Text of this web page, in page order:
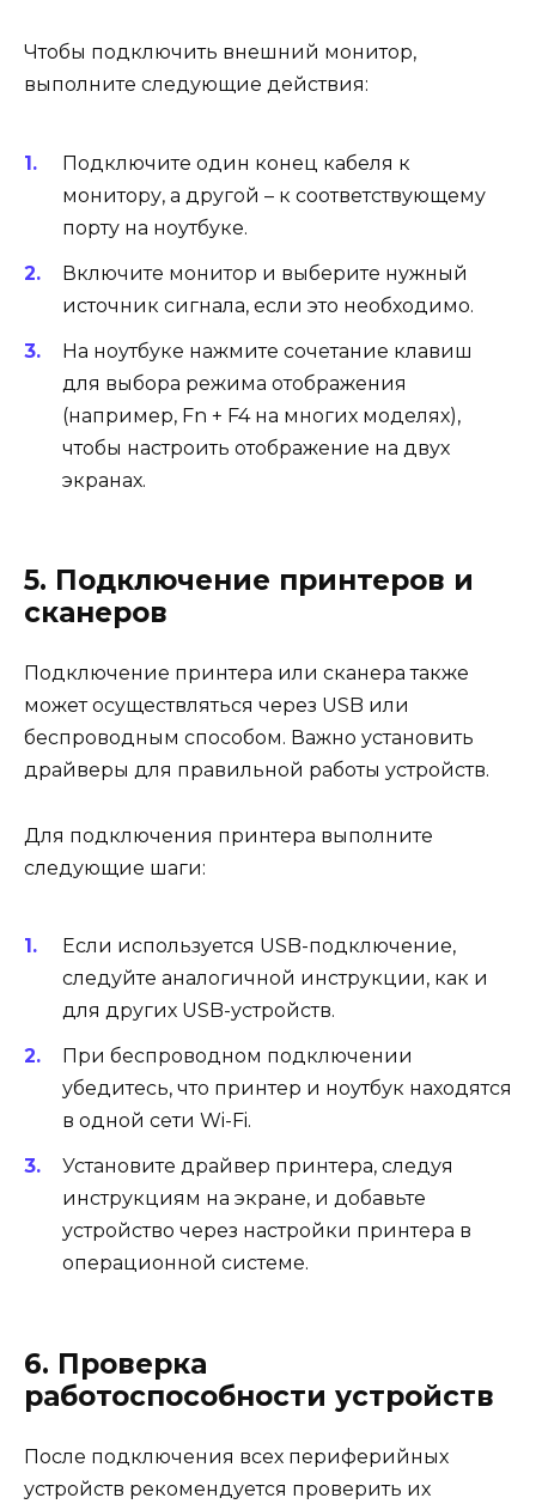
Чтобы подключить внешний монитор,
выполните следующие действия:
Подключите один конец кабеля к
монитору, а другой – к соответствующему
порту на ноутбуке.
Включите монитор и выберите нужный
источник сигнала, если это необходимо.
На ноутбуке нажмите сочетание клавиш
для выбора режима отображения
(например, Fn + F4 на многих моделях),
чтобы настроить отображение на двух
экранах.
5. Подключение принтеров и
сканеров
Подключение принтера или сканера также
может осуществляться через USB или
беспроводным способом. Важно установить
драйверы для правильной работы устройств.
Для подключения принтера выполните
следующие шаги:
Если используется USB-подключение,
следуйте аналогичной инструкции, как и
для других USB-устройств.
При беспроводном подключении
убедитесь, что принтер и ноутбук находятся
в одной сети Wi-Fi.
Установите драйвер принтера, следуя
инструкциям на экране, и добавьте
устройство через настройки принтера в
операционной системе.
6. Проверка
работоспособности устройств
После подключения всех периферийных
устройств рекомендуется проверить их